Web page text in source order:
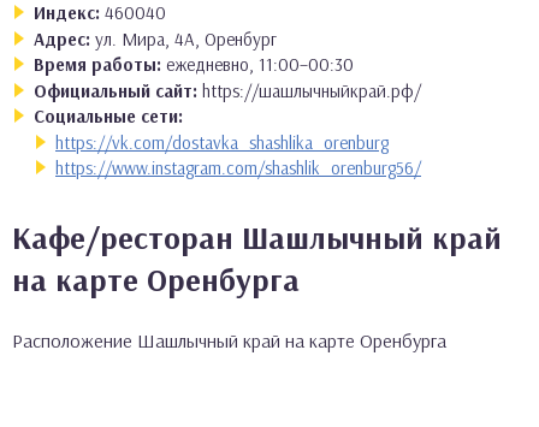
Индекс: 460040
Адрес: ул. Мира, 4А, Оренбург
Время работы: ежедневно, 11:00–00:30
Официальный сайт: https://шашлычныйкрай.рф/
Социальные сети:
https://vk.com/dostavka_shashlika_orenburg
https://www.instagram.com/shashlik_orenburg56/
Кафе/ресторан Шашлычный край
на карте Оренбурга
Расположение Шашлычный край на карте Оренбурга